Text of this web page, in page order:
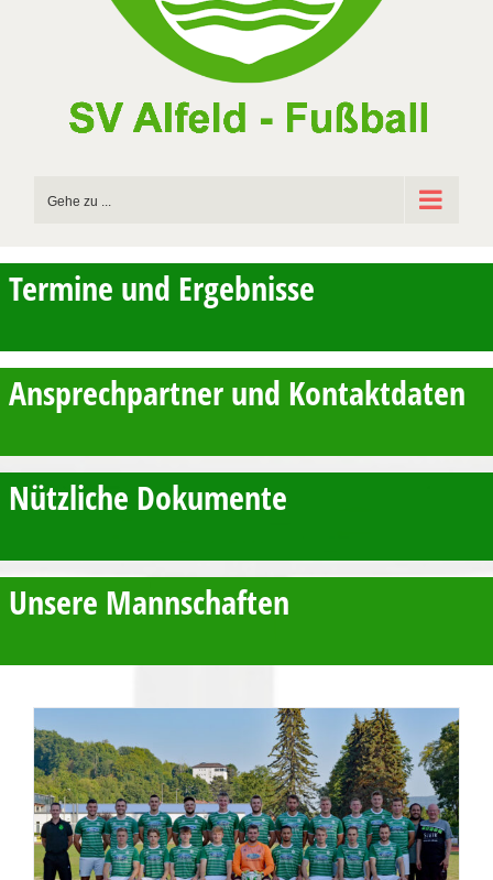
Gehe zu ...
Termine und Ergebnisse
Ansprechpartner und Kontaktdaten
Nützliche Dokumente
Unsere Mannschaften